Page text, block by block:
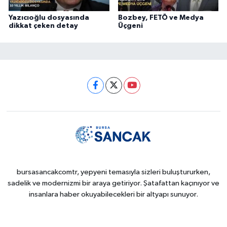
Yazıcıoğlu dosyasında
dikkat çeken detay
Bozbey, FETÖ ve Medya
Üçgeni
bursasancakcomtr, yepyeni temasıyla sizleri buluştururken,
sadelik ve modernizmi bir araya getiriyor. Şatafattan kaçınıyor ve
insanlara haber okuyabilecekleri bir altyapı sunuyor.